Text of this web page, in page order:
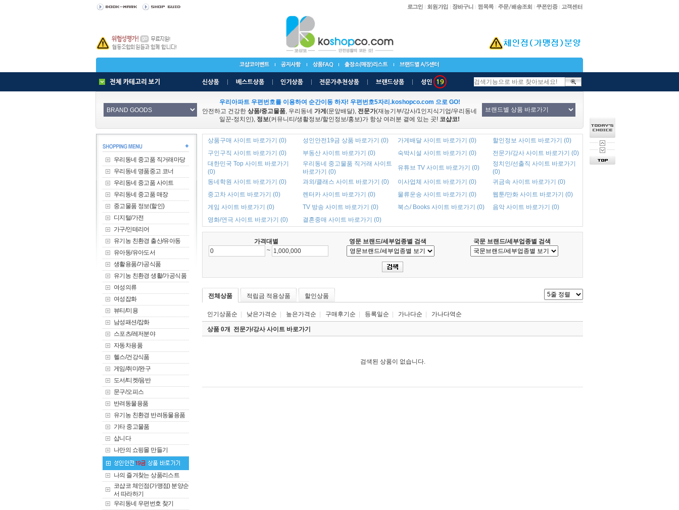
우리아파트 우편번호를 이용하여 순간이동 하자! 우편번호5자리.koshopco.com 으로 GO!
안전하고 건강한 상품/중고물품, 우리동네 가게 (문앞배달), 전문가(재능기부/강사/1인지식기업/우리동네
일꾼-정치인), 정보(커뮤니티/생활정보/할인정보/홍보)가 항상 여러분 곁에 있는 곳! 코샵코!
우리동네 중고품 직거래마당
우리동네 명품중고 코너
우리동네 중고품 사이트
우리동네 중고품 매장
중고물품 정보(할인)
디지털/가전
가구/인테리어
유기농 친환경 출산/유아동
유아동/유아도서
생활용품/가공식품
유기농 친환경 생활/가공식품
여성의류
여성잡화
뷰티/미용
남성패션/잡화
스포츠/레저분야
자동차용품
헬스/건강식품
게임/취미/완구
도서/티켓/음반
문구/오피스
반려동물용품
유기농 친환경 반려동물용품
기타 중고물품
삽니다
나만의 쇼핑몰 만들기
나의 즐겨찾는 상품리스트
코샵코 체인점(가맹점) 분양순
서 따라하기
우리동네 우편번호 찾기
상품구매 사이트 바로가기 (0) 성인안전19금 상품 바로가기 (0) 가게배달 사이트 바로가기 (0)
할인정보 사이트 바로가기 (0)
구인구직 사이트 바로가기 (0)
부동산 사이트 바로가기 (0) 숙박시설 사이트 바로가기 (0)
전문가/강사 사이트 바로가기 (0)
대한민국 Top 사이트 바로가기
(0)
우리동네 중고물품 직거래 사이트
바로가기 (0)
유튜브 TV 사이트 바로가기 (0)
정치인/선출직 사이트 바로가기
(0)
동네학원 사이트 바로가기 (0)
과외/클래스 사이트 바로가기 (0) 이사업체 사이트 바로가기 (0)
귀금속 사이트 바로가기 (0)
중고차 사이트 바로가기 (0)
렌터카 사이트 바로가기 (0) 물류운송 사이트 바로가기 (0)
웹툰/만화 사이트 바로가기 (0)
게임 사이트 바로가기 (0)
TV 방송 사이트 바로가기 (0) 북스/ Books 사이트 바로가기 (0)
음악 사이트 바로가기 (0)
영화/연극 사이트 바로가기 (0)
결혼중매 사이트 바로가기 (0)
가격대별 영문 브랜드/세부업종별 검색
국문 브랜드/세부업종별 검색
~
전체상품 적립금 적용상품 할인상품
인기상품순 낮은가격순 높은가격순 구매후기순 등록일순 가나다순 가나다역순
상품 0개 전문가/강사 사이트 바로가기
검색된 상품이 없습니다.